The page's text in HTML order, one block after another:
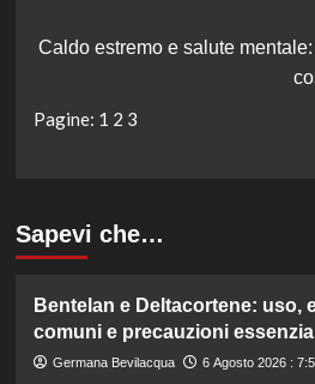
Caldo estremo e salute
Pagine: 1 2 3
Sapevi che…
Bentelan e Deltacortene: uso,
comuni e precauzioni
Germana Bevilacqua 6 Agosto 2026 :